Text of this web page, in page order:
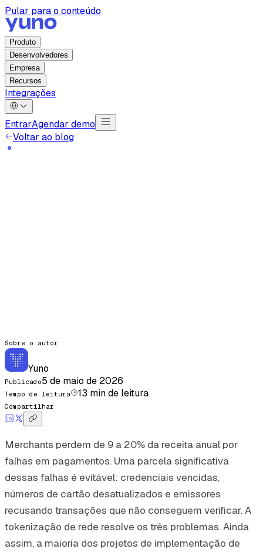
Pular para o conteúdo
Produto
Desenvolvedores
Empresa
Recursos
Integrações
EntrarAgendar demo
Voltar ao blog
Sobre o autor
Yuno
Publicado5 de maio de 2026
Tempo de leitura 13 min de leitura
Compartilhar
Merchants perdem de 9 a 20% da receita anual por
falhas em pagamentos. Uma parcela significativa
dessas falhas é evitável: credenciais vencidas,
números de cartão desatualizados e emissores
recusando transações que não conseguem verificar. A
tokenização de rede resolve os três problemas. Ainda
assim, a maioria dos projetos de implementação de